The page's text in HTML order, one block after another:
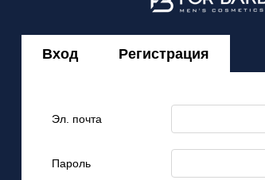
Вход Регистрация
Эл. почта
Пароль